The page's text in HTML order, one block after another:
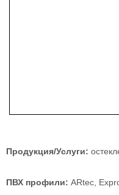
Продукция/Услуги:
ПВХ профили: ARtec,